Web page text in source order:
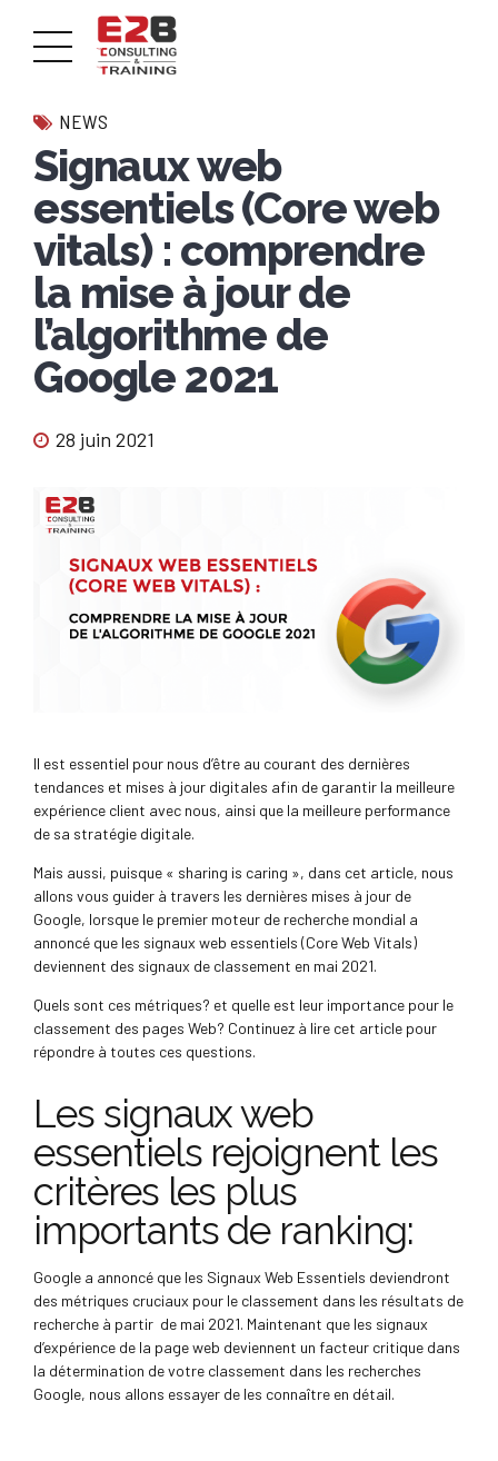
NEWS
Signaux web
essentiels (Core web
vitals) : comprendre
la mise à jour de
l’algorithme de
Google 2021
28 juin 2021
Il est essentiel pour nous d’être au courant des dernières
tendances et mises à jour digitales afin de garantir la meilleure
expérience client avec nous, ainsi que la meilleure performance
de sa stratégie digitale.
Mais aussi, puisque « sharing is caring », dans cet article, nous
allons vous guider à travers les dernières mises à jour de
Google, lorsque le premier moteur de recherche mondial a
annoncé que les signaux web essentiels (Core Web Vitals)
deviennent des signaux de classement en mai 2021.
Quels sont ces métriques? et quelle est leur importance pour le
classement des pages Web? Continuez à lire cet article pour
répondre à toutes ces questions.
Les signaux web
essentiels rejoignent les
critères les plus
importants de ranking:
Google a annoncé que les Signaux Web Essentiels deviendront
des métriques cruciaux pour le classement dans les résultats de
recherche à partir de mai 2021. Maintenant que les signaux
d’expérience de la page web deviennent un facteur critique dans
la détermination de votre classement dans les recherches
Google, nous allons essayer de les connaître en détail.